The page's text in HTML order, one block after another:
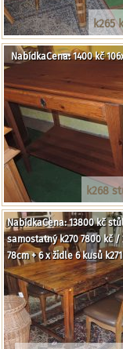
k265
k268
NabídkaCena: 1400 kč
NabídkaCena: 13800 kč
samostatný k270 7800 kč /
78cm + 6 x židle 6 kusů